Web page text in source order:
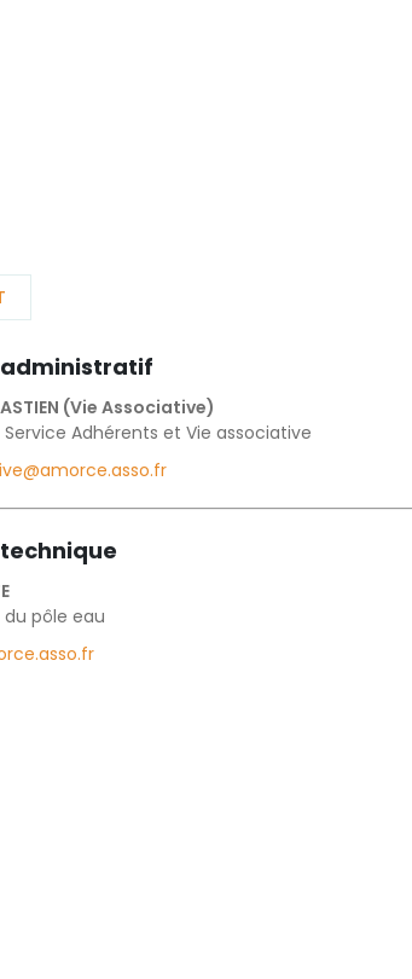
(Vie Associative)
Service Adhérents et Vie associative
du pôle eau